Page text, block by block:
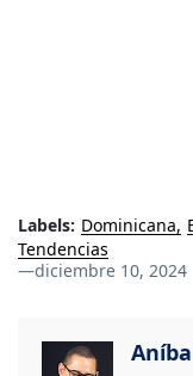
Labels: Dominicana
Tendencias
—diciembre 10, 2024